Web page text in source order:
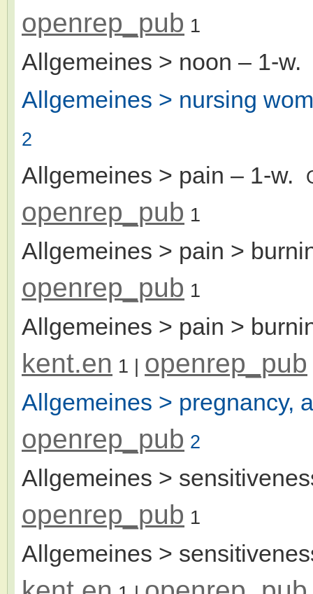
openrep_pub 1
Allgemeines > noon – 1-w.
Allgemeines > nursing
2
Allgemeines > pain – 1-w.
openrep_pub 1
Allgemeines > pain >
openrep_pub 1
Allgemeines > pain >
kent.en 1 | openrep_pub
Allgemeines > pregnancy,
openrep_pub 2
Allgemeines >
openrep_pub 1
Allgemeines >